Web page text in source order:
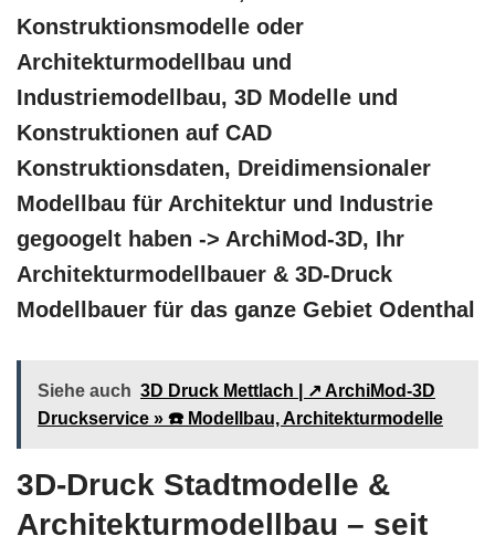
Konstruktionsmodelle oder
Architekturmodellbau und
Industriemodellbau, 3D Modelle und
Konstruktionen auf CAD
Konstruktionsdaten, Dreidimensionaler
Modellbau für Architektur und Industrie
gegoogelt haben -> ArchiMod-3D, Ihr
Architekturmodellbauer & 3D-Druck
Modellbauer für das ganze Gebiet Odenthal
Siehe auch 3D Druck Mettlach | ↗️ ArchiMod-3D
Druckservice » ☎️ Modellbau, Architekturmodelle
3D-Druck Stadtmodelle &
Architekturmodellbau – seit